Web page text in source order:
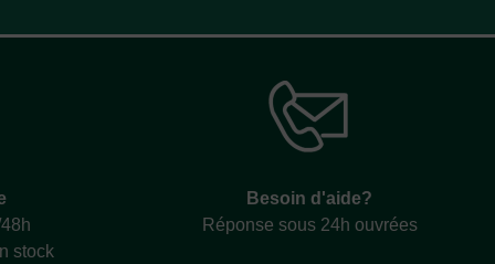
stock
Besoin d'aide?
Réponse sous 24h ouvrées